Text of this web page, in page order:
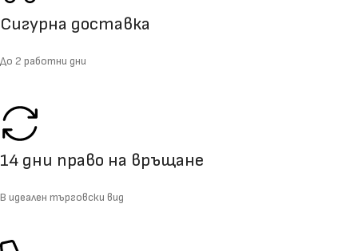
Сигурна доставка
До 2 работни дни
14 дни право на връщане
В идеален търговски вид